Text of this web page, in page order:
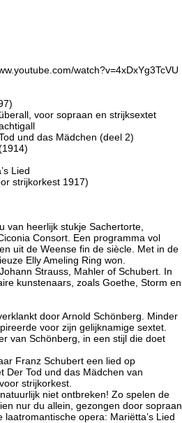
watch?v=4xDxYg3TcVU
voor sopraan en strijksextet
und das Mädchen (deel 2)
Lied
strijkorkest 1917)
van heerlijk stukje Sachertorte,
Consort. Een programma vol
uit de Weense fin de siècle. Met in de
Elly Ameling Ring won.
Strauss, Mahler of Schubert. In
kunstenaars, zoals Goethe, Storm en
door Arnold Schönberg. Minder
voor zijn gelijknamige sextet.
van Schönberg, in een stijl die doet
Franz Schubert een lied op
Der Tod und das Mädchen van
strijkorkest.
niet ontbreken! Zo spelen de
nur du allein, gezongen door sopraan
opera: Mariëtta’s Lied